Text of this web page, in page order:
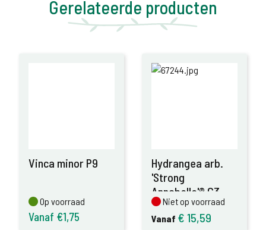
Gerelateerde producten
Vinca minor P9
Op voorraad
Op voorraad
Vanaf €1,75
Hydrangea arb.
'Strong
Annabelle'® C3
Niet op voorraad
Niet op voorraad
Vanaf € 15,59